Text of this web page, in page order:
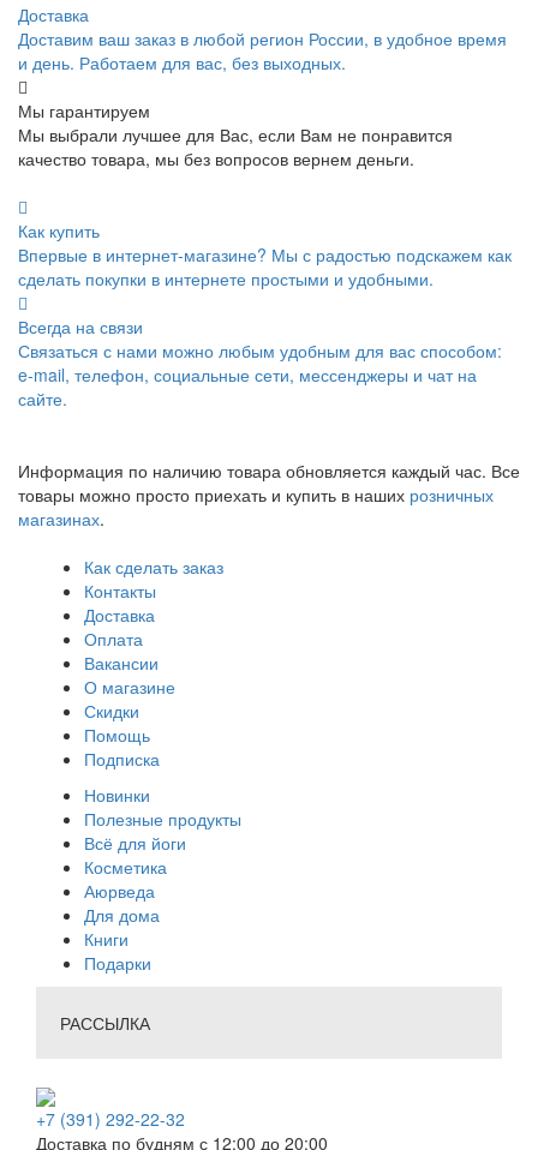
Доставка
Доставим ваш заказ в любой регион России, в удобное время
и день. Работаем для вас, без выходных.
Мы гарантируем
Мы выбрали лучшее для Вас, если Вам не понравится
качество товара, мы без вопросов вернем деньги.
Как купить
Впервые в интернет-магазине? Мы с радостью подскажем как
сделать покупки в интернете простыми и удобными.
Всегда на связи
Связаться с нами можно любым удобным для вас способом:
e-mail, телефон, социальные сети, мессенджеры и чат на
сайте.
Информация по наличию товара обновляется каждый час. Все
товары можно просто приехать и купить в наших розничных
магазинах.
Как сделать заказ
Контакты
Доставка
Оплата
Вакансии
О магазине
Скидки
Помощь
Подписка
Новинки
Полезные продукты
Всё для йоги
Косметика
Аюрведа
Для дома
Книги
Подарки
РАССЫЛКА
+7 (391) 292-22-32
Доставка по будням с 12:00 до 20:00